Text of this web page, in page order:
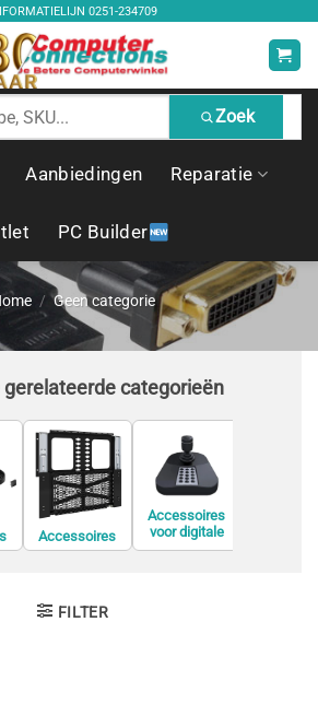
0251-234709
Zoek
Aanbiedingen Reparatie
PC Builder
/ Geen categorie
gerelateerde categorieën
Accessoires
voor de
rmen
Accessoires
voor digitale
videorecorders
FILTER